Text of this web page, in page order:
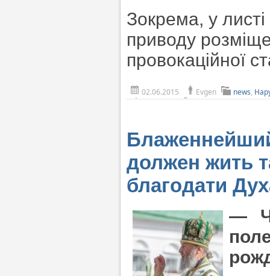
Зокрема, у
приводу
провокаційної
02.06.2015 Evgen news,
должен жить
благодати
—